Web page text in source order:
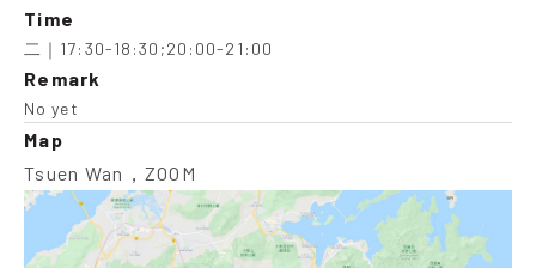
Time
二｜17:30-18:30;20:00-21:00
Remark
No yet
Map
Tsuen Wan，ZOOM